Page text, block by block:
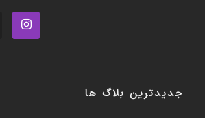
جدیدترین بلاگ ها